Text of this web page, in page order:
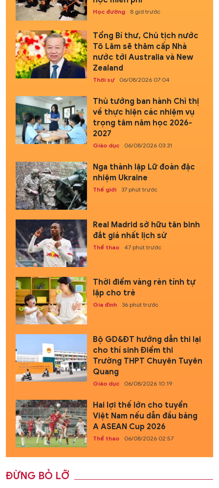
Học đường 8 giờ trước
Tổng Bí thư, Chủ tịch nước
Tô Lâm sẽ thăm cấp Nhà
nước tới Australia và New
Zealand
Thời sự 06/08/2026 07:04
Thủ tướng ban hành Chỉ thị
về thực hiện các nhiệm vụ
trọng tâm năm học 2026-
2027
Giáo dục 06/08/2026 03:31
Nga thành lập Lữ đoàn đặc
nhiệm Ukraine
Thế giới 37 phút trước
Real Madrid sở hữu tân binh
đắt giá nhất lịch sử
Thể thao 47 phút trước
Thời điểm vàng rèn tính tự
lập cho trẻ
Gia đình 36 phút trước
Bộ GD&ĐT hướng dẫn thi lại
cho thí sinh Điểm thi
Trường THPT Chuyên Tuyên
Quang
Giáo dục 06/08/2026 10:19
Hai lợi thế lớn cho tuyển
Việt Nam nếu dẫn đầu bảng
A ASEAN Cup 2026
Thể thao 06/08/2026 02:57
ĐỪNG BỎ LỠ